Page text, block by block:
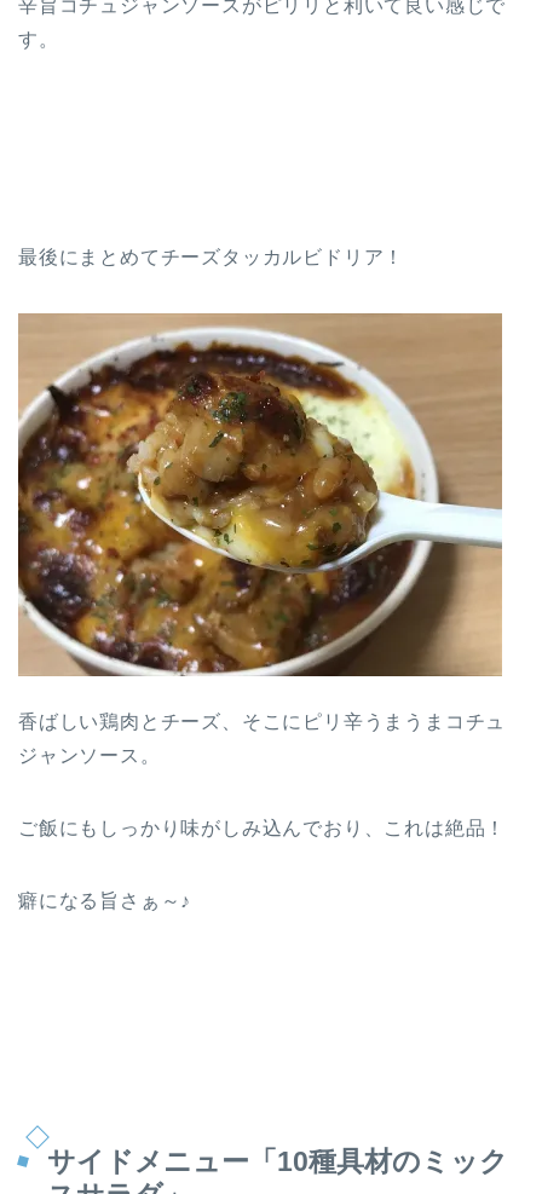
辛旨コチュジャンソースがピリリと利いて良い感じで
す。
最後にまとめてチーズタッカルビドリア！
香ばしい鶏肉とチーズ、そこにピリ辛うまうまコチュ
ジャンソース。
ご飯にもしっかり味がしみ込んでおり、これは絶品！
癖になる旨さぁ～♪
サイドメニュー「10種具材のミック